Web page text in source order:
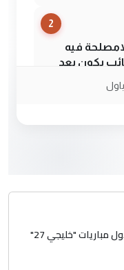
2
فيه
يكون بعد
اصول عريقة
حسين سل
الاتحاد الخليجي يعلن جدول مباريات "خليجي 27"